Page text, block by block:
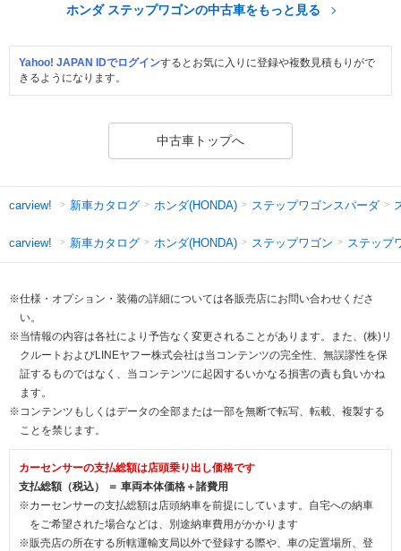
ホンダ ステップワゴンの中古車をもっと見る
Yahoo! JAPAN IDでログインするとお気に入りに登録や複数見積もりがで
きるようになります。
中古車トップへ
carview! 新車カタログ ホンダ(HONDA) ステップワゴンスパーダ
carview! 新車カタログ ホンダ(HONDA) ステップワゴン ステップ
※仕様・オプション・装備の詳細については各販売店にお問い合わせくださ
い。
※当情報の内容は各社により予告なく変更されることがあります。また、(株)リ
クルートおよびLINEヤフー株式会社は当コンテンツの完全性、無誤謬性を保
証するものではなく、当コンテンツに起因するいかなる損害の責も負いかね
ます。
※コンテンツもしくはデータの全部または一部を無断で転写、転載、複製する
ことを禁じます。
カーセンサーの支払総額は店頭乗り出し価格です
支払総額（税込） ＝ 車両本体価格＋諸費用
※カーセンサーの支払総額は店頭納車を前提にしています。自宅への納車
をご希望された場合などは、別途納車費用がかかります
※販売店の所在する所轄運輸支局以外で登録する際や、車の定置場所、登